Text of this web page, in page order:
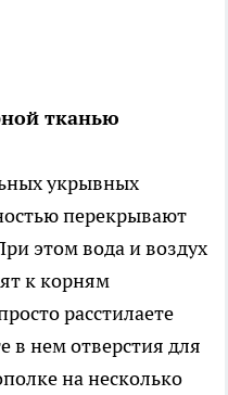
тканью
укрывных
перекрывают
этом вода и воздух
к корням
расстилаете
в нем отверстия для
на несколько